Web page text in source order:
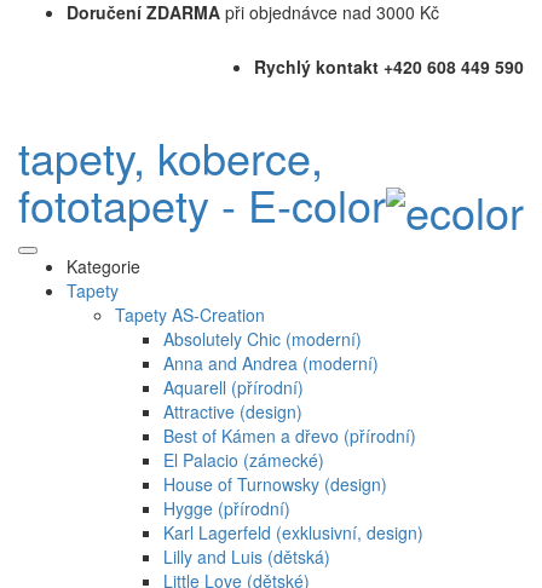
Doručení ZDARMA při objednávce nad 3000 Kč
Rychlý kontakt +420 608 449 590
tapety, koberce,
fototapety - E-color
Kategorie
Tapety
Tapety AS-Creation
Absolutely Chic (moderní)
Anna and Andrea (moderní)
Aquarell (přírodní)
Attractive (design)
Best of Kámen a dřevo (přírodní)
El Palacio (zámecké)
House of Turnowsky (design)
Hygge (přírodní)
Karl Lagerfeld (exklusivní, design)
Lilly and Luis (dětská)
Little Love (dětské)